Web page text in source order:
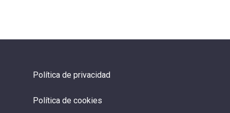
Política de privacidad
Política de cookies